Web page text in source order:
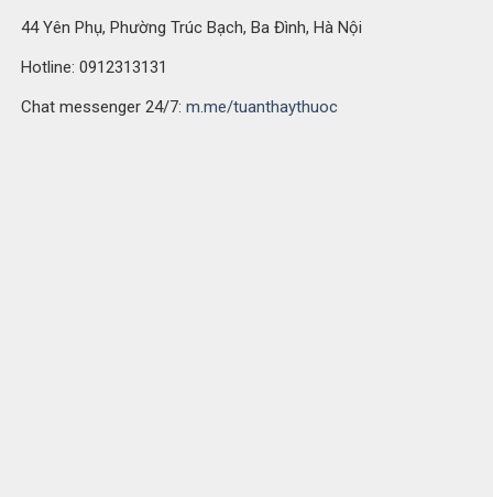
44 Yên Phụ, Phường Trúc Bạch, Ba Đình, Hà Nội
Hotline: 0912313131
Chat messenger 24/7: m.me/tuanthaythuoc